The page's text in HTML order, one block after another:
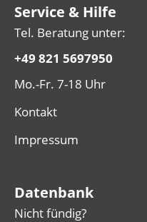
Service & Hilfe
Tel. Beratung unter:
+49 821 5697950
Mo.-Fr. 7-18 Uhr
Kontakt
Impressum
Datenbank
Nicht fündig?